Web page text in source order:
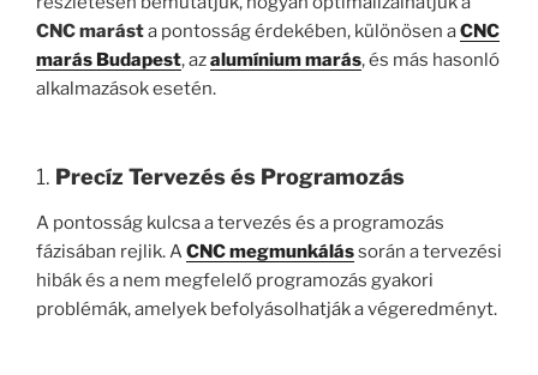
CNC marásta pontosság érdekében, különösen aCNC
marás Budapest, azalumínium marás, és más hasonló
alkalmazások esetén.
1. Precíz Tervezés és Programozás
A pontosság kulcsa a tervezés és a programozás
fázisában rejlik. ACNC megmunkálássorán a tervezési
hibák és a nem megfelelő programozás gyakori
problémák, amelyek befolyásolhatják a végeredményt.